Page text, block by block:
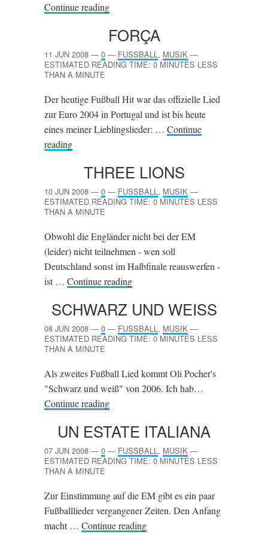
Continue reading
FORÇA
11 JUN 2008 — 0 — FUSSBALL , MUSIK —
ESTIMATED READING TIME: 0 MINUTES LESS
THAN A MINUTE
Der heutige Fußball Hit war das offizielle Lied
zur Euro 2004 in Portugal und ist bis heute
eines meiner Lieblingslieder: … Continue
reading
THREE LIONS
10 JUN 2008 — 0 — FUSSBALL , MUSIK —
ESTIMATED READING TIME: 0 MINUTES LESS
THAN A MINUTE
Obwohl die Engländer nicht bei der EM
(leider) nicht teilnehmen - wen soll
Deutschland sonst im Halbfinale reauswerfen -
ist … Continue reading
SCHWARZ UND WEISS
08 JUN 2008 — 0 — FUSSBALL , MUSIK —
ESTIMATED READING TIME: 0 MINUTES LESS
THAN A MINUTE
Als zweites Fußball Lied kommt Oli Pocher's
"Schwarz und weiß" von 2006. Ich hab…
Continue reading
UN ESTATE ITALIANA
07 JUN 2008 — 0 — FUSSBALL , MUSIK —
ESTIMATED READING TIME: 0 MINUTES LESS
THAN A MINUTE
Zur Einstimmung auf die EM gibt es ein paar
Fußballlieder vergangener Zeiten. Den Anfang
macht … Continue reading